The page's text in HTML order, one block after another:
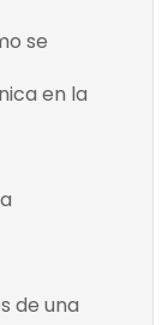
se
en la
de una